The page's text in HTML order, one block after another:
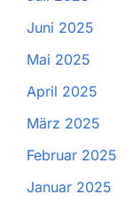
Juni 2025
Mai 2025
April 2025
März 2025
Februar 2025
Januar 2025